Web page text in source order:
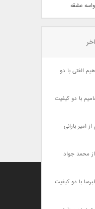
عشقه
الفتی با دو
با دو کیفیت
امیر بارانی
محمد جواد
با دو کیفیت
Designed